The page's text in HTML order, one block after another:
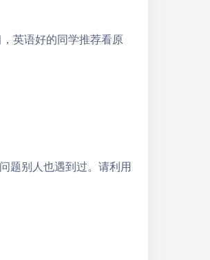
英语好的同学推荐看原
题别人也遇到过。请利用